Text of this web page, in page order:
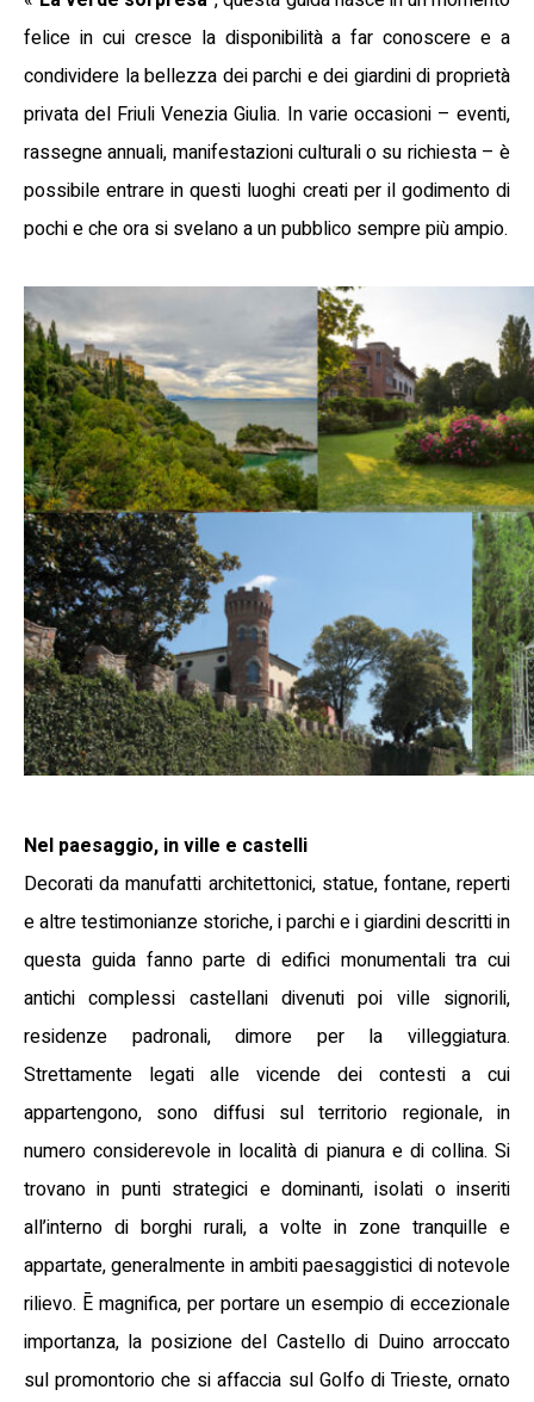
felice in cui cresce la disponibilità a far conoscere e a
condividere la bellezza dei parchi e dei giardini di proprietà
privata del Friuli Venezia Giulia. In varie occasioni – eventi,
rassegne annuali, manifestazioni culturali o su richiesta – è
possibile entrare in questi luoghi creati per il godimento di
pochi e che ora si svelano a un pubblico sempre più ampio.
Nel paesaggio, in ville e castelli
Decorati da manufatti architettonici, statue, fontane, reperti
e altre testimonianze storiche, i parchi e i giardini descritti in
questa guida fanno parte di edifici monumentali tra cui
antichi complessi castellani divenuti poi ville signorili,
residenze padronali, dimore per la villeggiatura.
Strettamente legati alle vicende dei contesti a cui
appartengono, sono diffusi sul territorio regionale, in
numero considerevole in località di pianura e di collina. Si
trovano in punti strategici e dominanti, isolati o inseriti
all’interno di borghi rurali, a volte in zone tranquille e
appartate, generalmente in ambiti paesaggistici di notevole
rilievo. Ē magnifica, per portare un esempio di eccezionale
importanza, la posizione del Castello di Duino arroccato
sul promontorio che si affaccia sul Golfo di Trieste, ornato